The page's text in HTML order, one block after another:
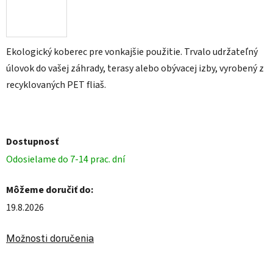
Ekologický koberec pre vonkajšie použitie. Trvalo udržateľný
úlovok do vašej záhrady, terasy alebo obývacej izby, vyrobený z
recyklovaných PET fliaš.
Dostupnosť
Odosielame do 7-14 prac. dní
Môžeme doručiť do:
19.8.2026
Možnosti doručenia